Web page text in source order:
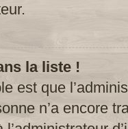
la liste !
est que
n’a encore